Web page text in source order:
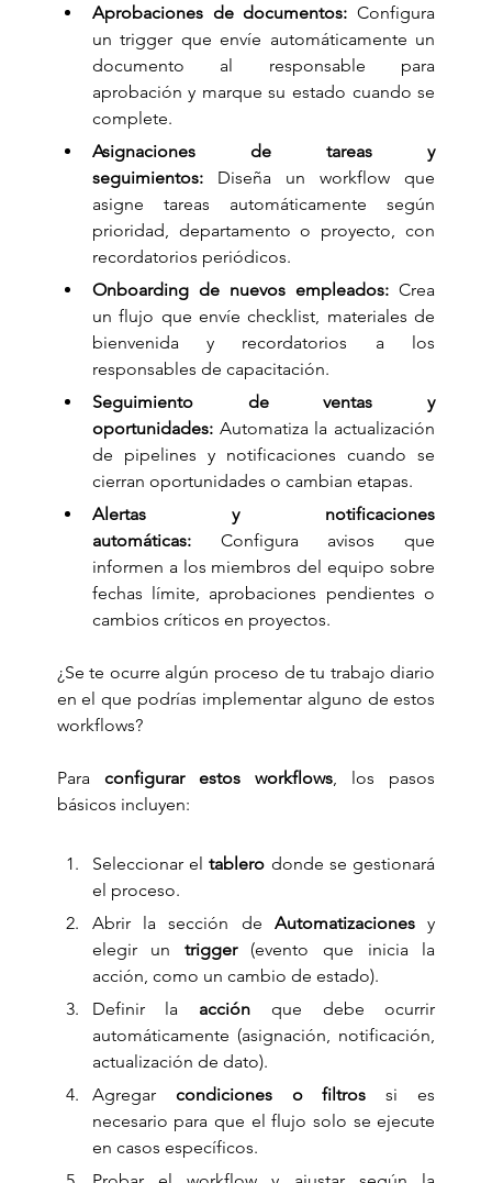
Aprobaciones de documentos: Configura
un trigger que envíe automáticamente un
documento al responsable para
aprobación y marque su estado cuando se
complete.
Asignaciones de tareas y
seguimientos: Diseña un workflow que
asigne tareas automáticamente según
prioridad, departamento o proyecto, con
recordatorios periódicos.
Onboarding de nuevos empleados: Crea
un flujo que envíe checklist, materiales de
bienvenida y recordatorios a los
responsables de capacitación.
Seguimiento de ventas y
oportunidades: Automatiza la actualización
de pipelines y notificaciones cuando se
cierran oportunidades o cambian etapas.
Alertas y notificaciones
automáticas: Configura avisos que
informen a los miembros del equipo sobre
fechas límite, aprobaciones pendientes o
cambios críticos en proyectos.
¿Se te ocurre algún proceso de tu trabajo diario
en el que podrías implementar alguno de estos
workflows?
Para configurar estos workflows, los pasos
básicos incluyen:
Seleccionar el tablero donde se gestionará
el proceso.
Abrir la sección de Automatizaciones y
elegir un trigger (evento que inicia la
acción, como un cambio de estado).
Definir la acción que debe ocurrir
automáticamente (asignación, notificación,
actualización de dato).
Agregar condiciones o filtros si es
necesario para que el flujo solo se ejecute
en casos específicos.